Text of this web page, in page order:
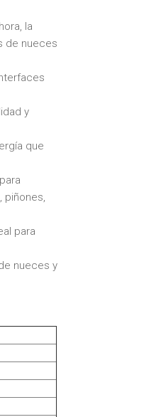
la
de nueces
y
que
piñones,
para
nueces y